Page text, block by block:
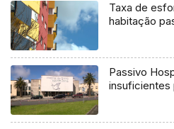
Taxa de
habitação
Passivo
insuficientes